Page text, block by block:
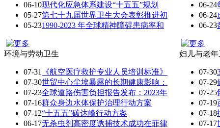
06-10现代化应急体系建设“十五五”规划
05-27第七十九届世界卫生大会表彰推进初
05-231990-2023 年全球精神障碍患病率和
06-24
06-24
06-23
环境与劳动卫生
07-31
《航空医疗救护专业人员培训标准》
07-30世贸中心尘埃暴露的长期健康影响：
07-23全球道路伤害负担报告发布：2023年
07-16群众身边水体保护治理行动方案
07-12“十五五”碳达峰行动方案
06-17无杀虫剂高密度诱捕技术成功在菲律
妇儿与老
07-30
07-29
07-25
07-19
07-18
07-17